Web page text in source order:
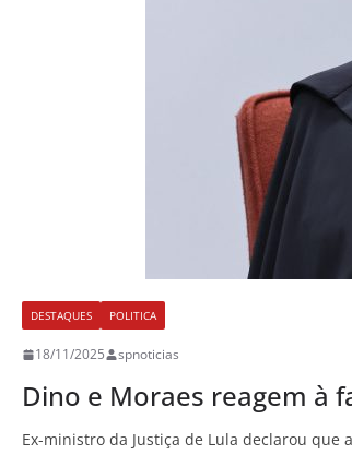
DESTAQUES POLITICA
18/11/2025 spnoticias
Dino e Moraes reagem à
Ex-ministro da Justiça de Lula declarou que